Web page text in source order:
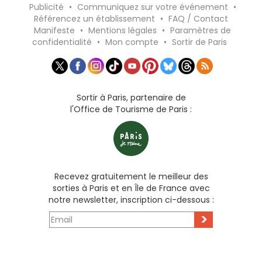
Publicité • Communiquez sur votre événement •
Référencez un établissement • FAQ / Contact
Manifeste • Mentions légales • Paramètres de
confidentialité • Mon compte • Sortir de Paris
Sortir à Paris, partenaire de
l'Office de Tourisme de Paris :
Recevez gratuitement le meilleur des
sorties à Paris et en Île de France avec
notre newsletter, inscription ci-dessous :
>